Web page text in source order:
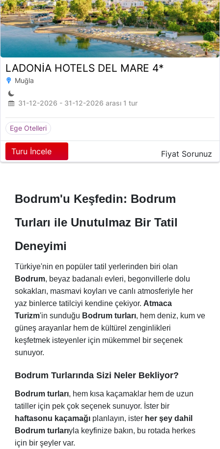
LADONİA HOTELS DEL MARE 4*
Muğla
31-12-2026 - 31-12-2026 arası 1 tur
Ege Otelleri
Turu İncele Fiyat Sorunuz
Bodrum'u Keşfedin: Bodrum
Turları ile Unutulmaz Bir Tatil
Deneyimi
Türkiye'nin en popüler tatil yerlerinden biri olan
Bodrum, beyaz badanalı evleri, begonvillerle dolu
sokakları, masmavi koyları ve canlı atmosferiyle her
yaz binlerce tatilciyi kendine çekiyor. Atmaca
Turizm'in sunduğu Bodrum turları, hem deniz, kum ve
güneş arayanlar hem de kültürel zenginlikleri
keşfetmek isteyenler için mükemmel bir seçenek
sunuyor.
Bodrum Turlarında Sizi Neler Bekliyor?
Bodrum turları, hem kısa kaçamaklar hem de uzun
tatiller için pek çok seçenek sunuyor. İster bir
haftasonu kaçamağı planlayın, ister her şey dahil
Bodrum turlarıyla keyfinize bakın, bu rotada herkes
için bir şeyler var.